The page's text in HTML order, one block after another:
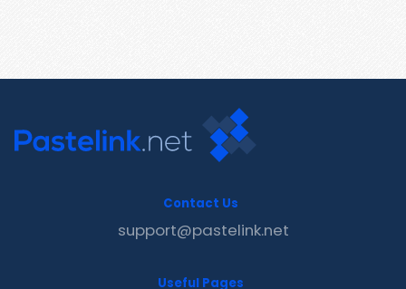
Contact Us
support@pastelink.net
Useful Pages